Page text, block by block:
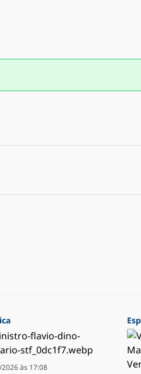
às 17:08